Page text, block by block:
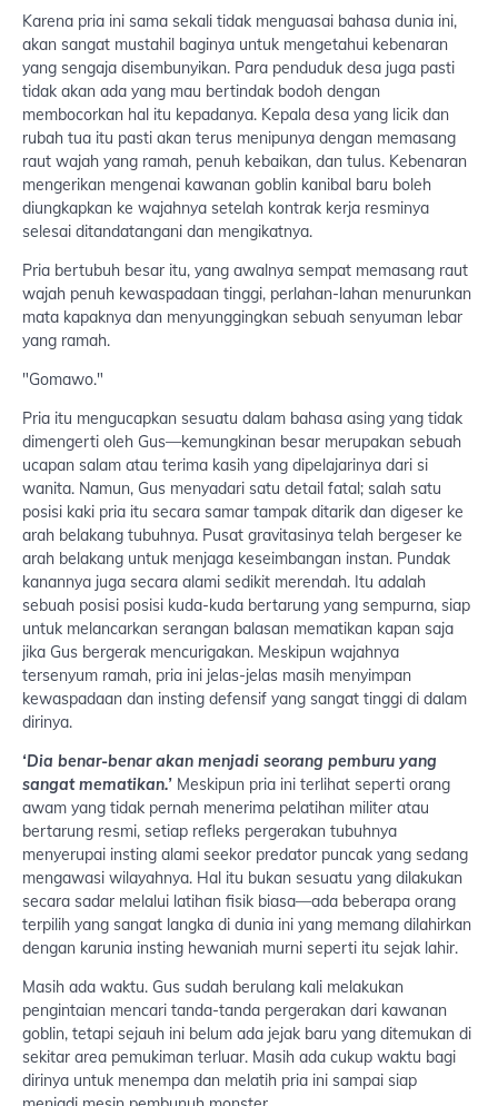
Karena pria ini sama sekali tidak menguasai bahasa dunia ini,
akan sangat mustahil baginya untuk mengetahui kebenaran
yang sengaja disembunyikan. Para penduduk desa juga pasti
tidak akan ada yang mau bertindak bodoh dengan
membocorkan hal itu kepadanya. Kepala desa yang licik dan
rubah tua itu pasti akan terus menipunya dengan memasang
raut wajah yang ramah, penuh kebaikan, dan tulus. Kebenaran
mengerikan mengenai kawanan goblin kanibal baru boleh
diungkapkan ke wajahnya setelah kontrak kerja resminya
selesai ditandatangani dan mengikatnya.
Pria bertubuh besar itu, yang awalnya sempat memasang raut
wajah penuh kewaspadaan tinggi, perlahan-lahan menurunkan
mata kapaknya dan menyunggingkan sebuah senyuman lebar
yang ramah.
"Gomawo."
Pria itu mengucapkan sesuatu dalam bahasa asing yang tidak
dimengerti oleh Gus—kemungkinan besar merupakan sebuah
ucapan salam atau terima kasih yang dipelajarinya dari si
wanita. Namun, Gus menyadari satu detail fatal; salah satu
posisi kaki pria itu secara samar tampak ditarik dan digeser ke
arah belakang tubuhnya. Pusat gravitasinya telah bergeser ke
arah belakang untuk menjaga keseimbangan instan. Pundak
kanannya juga secara alami sedikit merendah. Itu adalah
sebuah posisi posisi kuda-kuda bertarung yang sempurna, siap
untuk melancarkan serangan balasan mematikan kapan saja
jika Gus bergerak mencurigakan. Meskipun wajahnya
tersenyum ramah, pria ini jelas-jelas masih menyimpan
kewaspadaan dan insting defensif yang sangat tinggi di dalam
dirinya.
‘Dia benar-benar akan menjadi seorang pemburu yang
sangat mematikan.’ Meskipun pria ini terlihat seperti orang
awam yang tidak pernah menerima pelatihan militer atau
bertarung resmi, setiap refleks pergerakan tubuhnya
menyerupai insting alami seekor predator puncak yang sedang
mengawasi wilayahnya. Hal itu bukan sesuatu yang dilakukan
secara sadar melalui latihan fisik biasa—ada beberapa orang
terpilih yang sangat langka di dunia ini yang memang dilahirkan
dengan karunia insting hewaniah murni seperti itu sejak lahir.
Masih ada waktu. Gus sudah berulang kali melakukan
pengintaian mencari tanda-tanda pergerakan dari kawanan
goblin, tetapi sejauh ini belum ada jejak baru yang ditemukan di
sekitar area pemukiman terluar. Masih ada cukup waktu bagi
dirinya untuk menempa dan melatih pria ini sampai siap